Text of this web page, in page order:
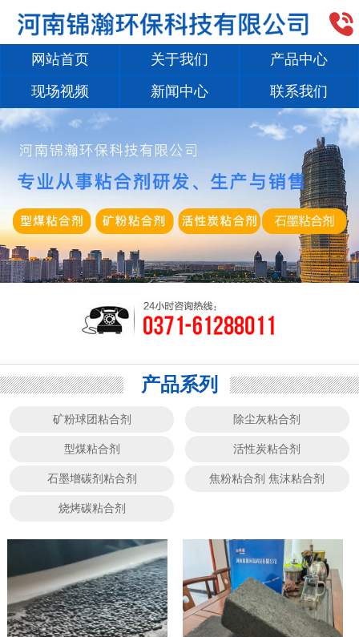

网站首页 关于我们
产品中心
现场视频
新闻中心 联系我们
1/2
产品系列
矿粉球团粘合剂 除尘灰粘合剂
型煤粘合剂 活性炭粘合剂
石墨增碳剂粘合剂 焦粉粘合剂 焦沫粘合剂
烧烤碳粘合剂